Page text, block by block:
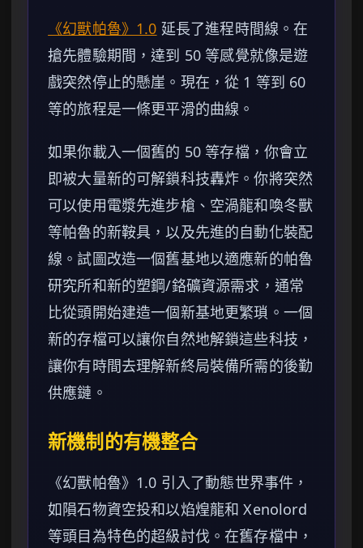
《幻獸帕魯》1.0 延長了進程時間線。在
搶先體驗期間，達到 50 等感覺就像是遊
戲突然停止的懸崖。現在，從 1 等到 60
等的旅程是一條更平滑的曲線。
如果你載入一個舊的 50 等存檔，你會立
即被大量新的可解鎖科技轟炸。你將突然
可以使用電漿先進步槍、空渦龍和喚冬獸
等帕魯的新鞍具，以及先進的自動化裝配
線。試圖改造一個舊基地以適應新的帕魯
研究所和新的塑鋼/鉻礦資源需求，通常
比從頭開始建造一個新基地更繁瑣。一個
新的存檔可以讓你自然地解鎖這些科技，
讓你有時間去理解新終局裝備所需的後勤
供應鏈。
新機制的有機整合
《幻獸帕魯》1.0 引入了動態世界事件，
如隕石物資空投和以焰煌龍和 Xenolord
等頭目為特色的超級討伐。在舊存檔中，